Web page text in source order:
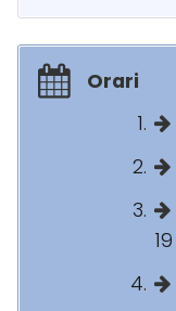
Orari
19